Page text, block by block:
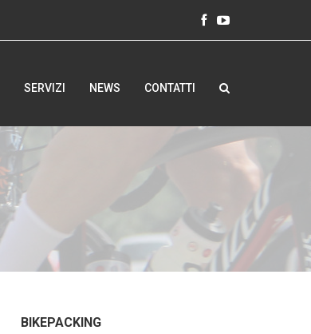
SERVIZI NEWS CONTATTI
BIKEPACKING